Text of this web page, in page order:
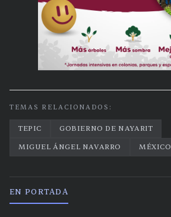
TEMAS RELACIONADOS:
TEPIC
GOBIERNO DE NAYARIT
MIGUEL ÁNGEL NAVARRO
MÉXICO
EN PORTADA